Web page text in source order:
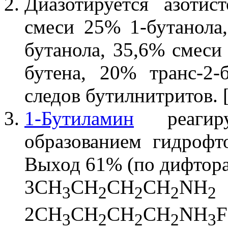
смеси 25% 1-
бутанола, 35,6%
бутена, 20% транс-
следов бутилнитритов.
1-Бутиламин
образованием
Выход 61% (по
3CH3CH2CH2CH2NH2
2CH3CH2CH2CH2NH3